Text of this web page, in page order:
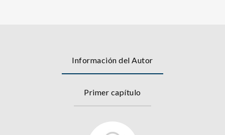
Información del Autor
Primer capítulo